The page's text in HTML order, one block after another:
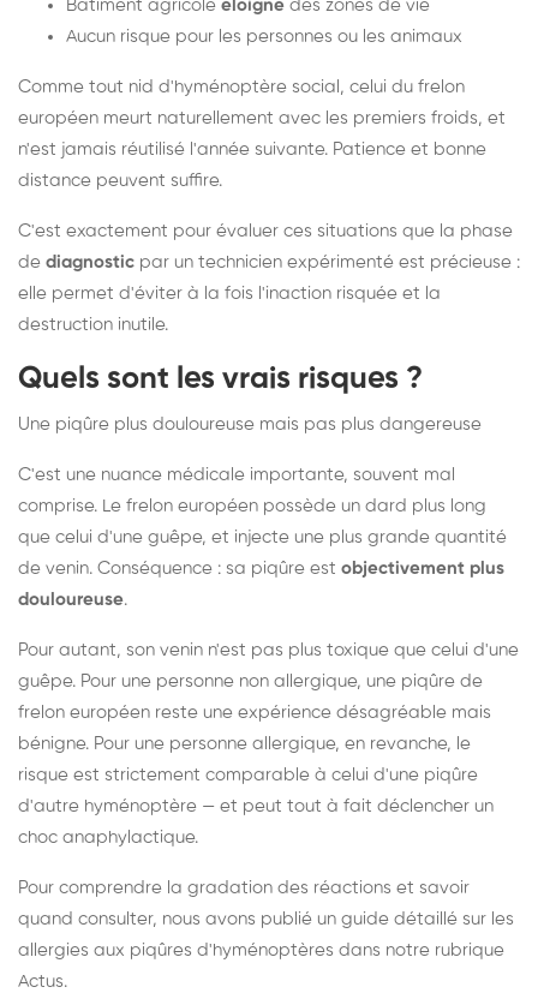
Bâtiment agricole éloigné des zones de vie
Aucun risque pour les personnes ou les animaux
Comme tout nid d'hyménoptère social, celui du frelon
européen meurt naturellement avec les premiers froids, et
n'est jamais réutilisé l'année suivante. Patience et bonne
distance peuvent suffire.
C'est exactement pour évaluer ces situations que la phase
de diagnostic par un technicien expérimenté est précieuse :
elle permet d'éviter à la fois l'inaction risquée et la
destruction inutile.
Quels sont les vrais risques ?
Une piqûre plus douloureuse mais pas plus dangereuse
C'est une nuance médicale importante, souvent mal
comprise. Le frelon européen possède un dard plus long
que celui d'une guêpe, et injecte une plus grande quantité
de venin. Conséquence : sa piqûre est objectivement plus
douloureuse.
Pour autant, son venin n'est pas plus toxique que celui d'une
guêpe. Pour une personne non allergique, une piqûre de
frelon européen reste une expérience désagréable mais
bénigne. Pour une personne allergique, en revanche, le
risque est strictement comparable à celui d'une piqûre
d'autre hyménoptère — et peut tout à fait déclencher un
choc anaphylactique.
Pour comprendre la gradation des réactions et savoir
quand consulter, nous avons publié un guide détaillé sur les
allergies aux piqûres d'hyménoptères dans notre rubrique
Actus.